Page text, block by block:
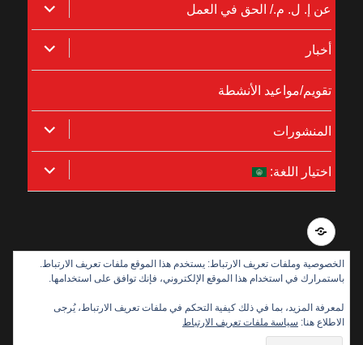
عن إ. ل. م./ الحق في العمل
توسيع
القائمة
الفرعية
أخبار
توسيع
القائمة
تقويم/مواعيد الأنشطة
المنشورات
توسيع
القائمة
الفرعية
اختيار اللغة:
توسيع
القائمة
Integritetspolicy
الخصوصية وملفات تعريف الارتباط: يستخدم هذا الموقع ملفات تعريف الارتباط.
باستمرارك في استخدام هذا الموقع الإلكتروني، فإنك توافق على استخدامها.
لمعرفة المزيد، بما في ذلك كيفية التحكم في ملفات تعريف الارتباط، يُرجى
الاطلاع هنا: سياسة ملفات تعريف الارتباط